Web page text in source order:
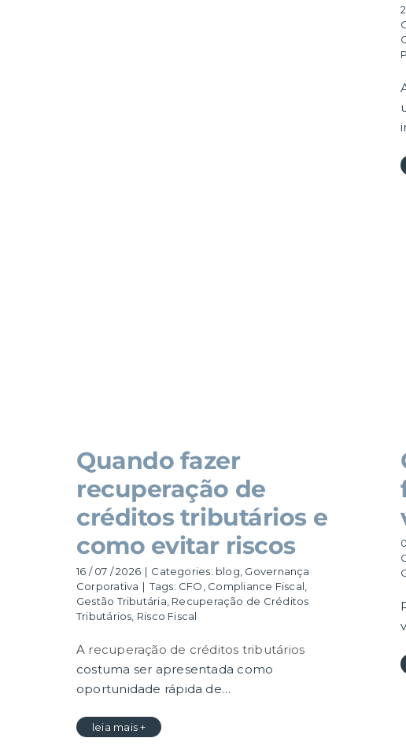
Quando fazer
recuperação de
créditos tributários e
como evitar riscos
16 / 07 / 2026 | Categories: blog Governança
Corporativa | Tags: CFO Compliance Fiscal
Gestão Tributária Recuperação de Créditos
Tributários Risco Fiscal
A recuperação de créditos tributários
costuma ser apresentada como
oportunidade rápida de…
leia mais +